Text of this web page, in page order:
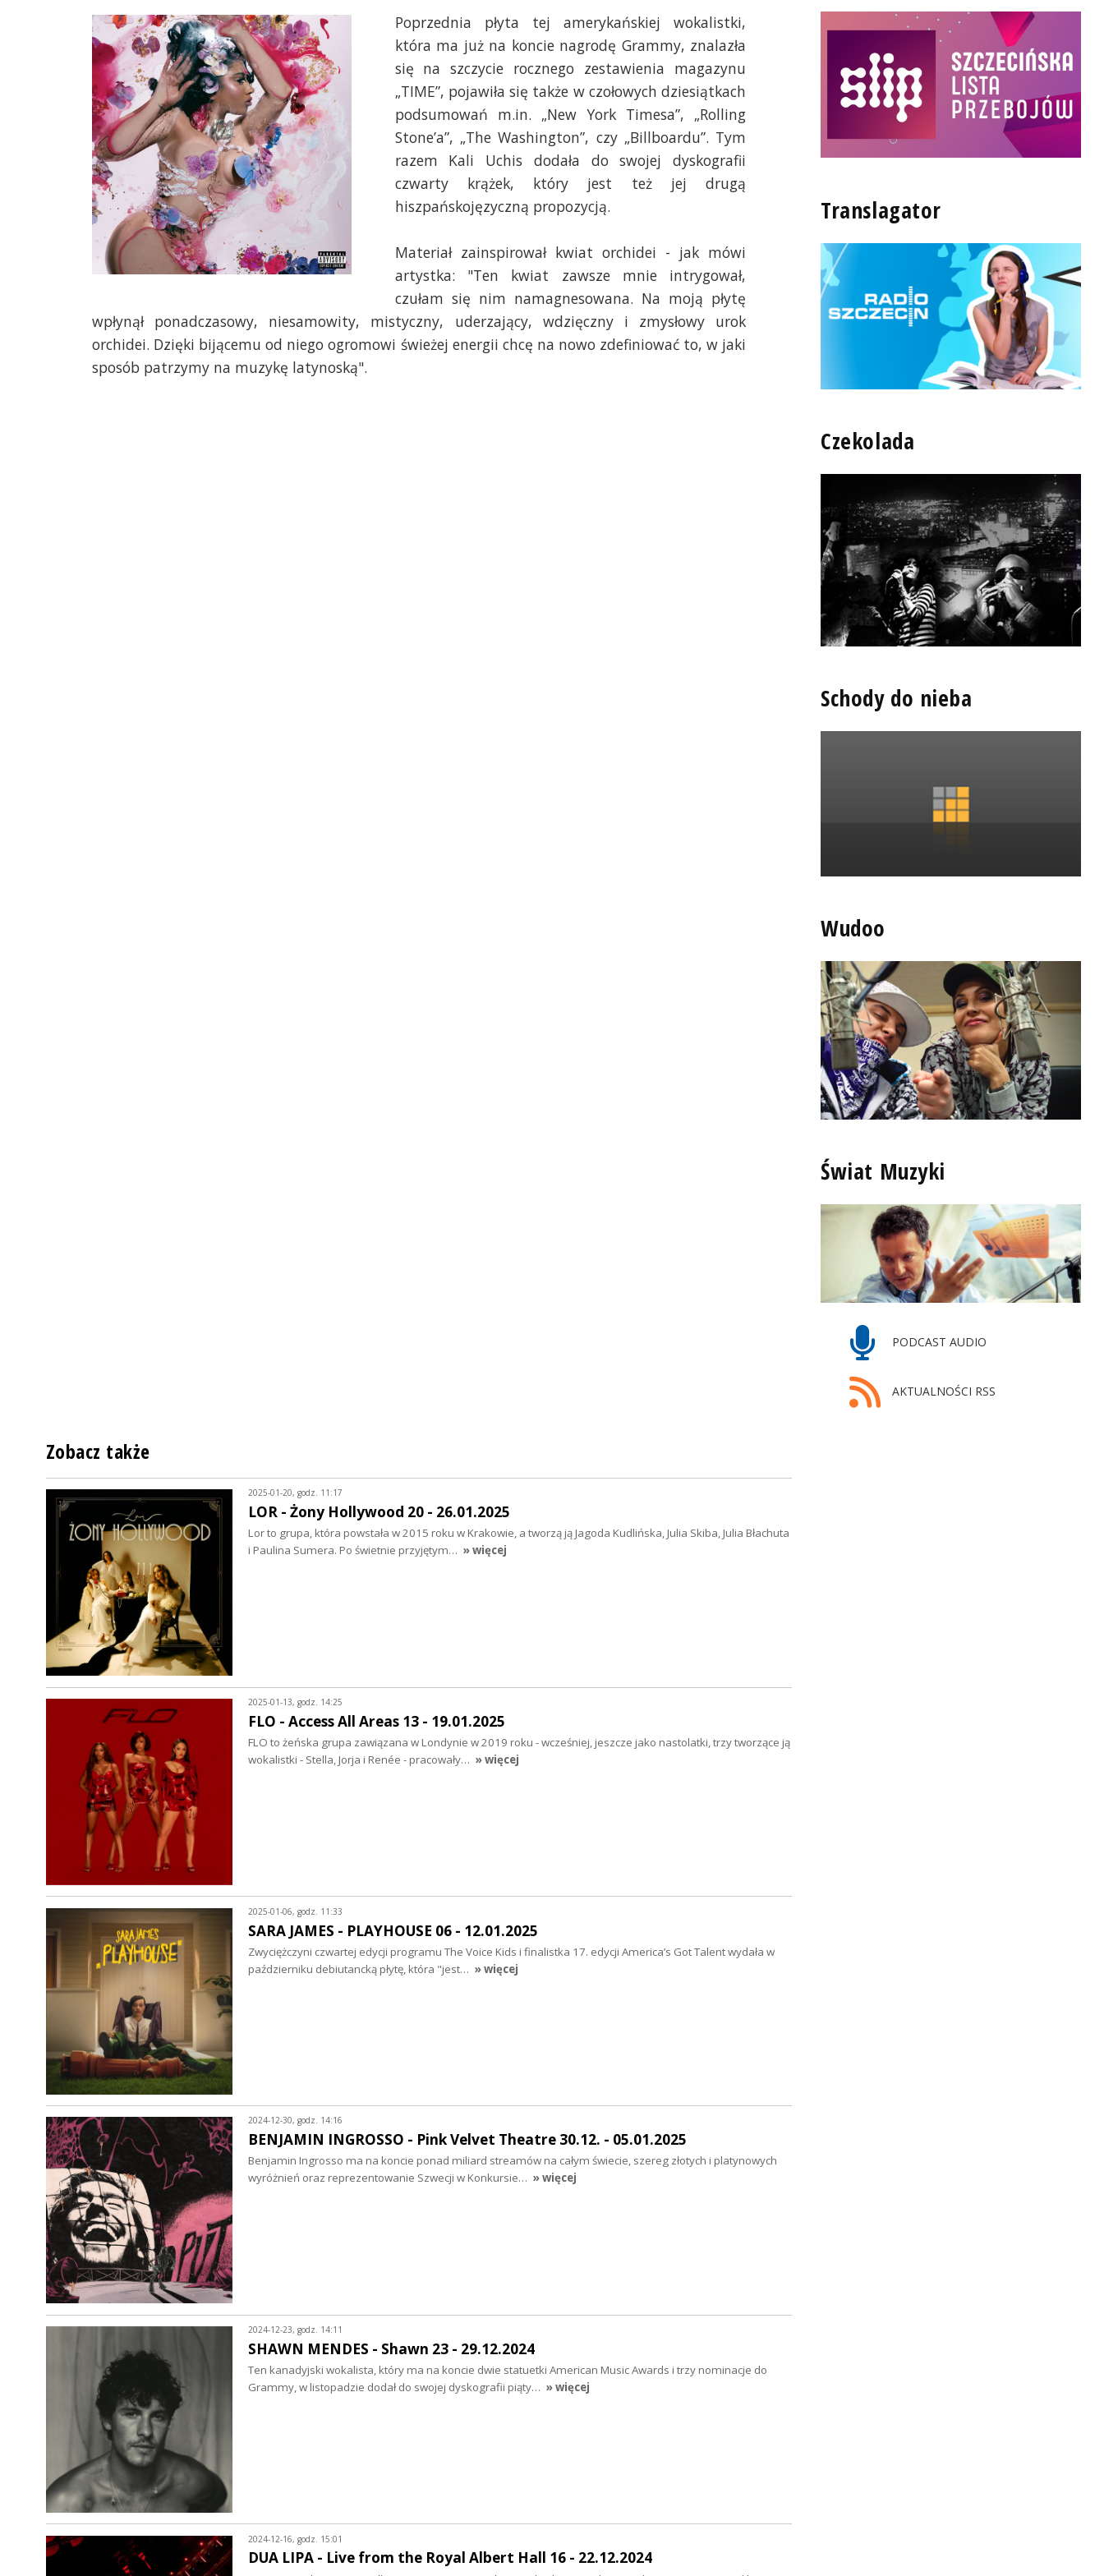
Poprzednia płyta tej amerykańskiej wokalistki,
która ma już na koncie nagrodę Grammy, znalazła
się na szczycie rocznego zestawienia magazynu
„TIME”, pojawiła się także w czołowych dziesiątkach
podsumowań m.in. „New York Timesa”, „Rolling
Stone’a”, „The Washington”, czy „Billboardu”. Tym
razem Kali Uchis dodała do swojej dyskografii
czwarty krążek, który jest też jej drugą
hiszpańskojęzyczną propozycją.
Materiał zainspirował kwiat orchidei - jak mówi
artystka: "Ten kwiat zawsze mnie intrygował,
czułam się nim namagnesowana. Na moją płytę
wpłynął ponadczasowy, niesamowity, mistyczny, uderzający, wdzięczny i zmysłowy urok
orchidei. Dzięki bijącemu od niego ogromowi świeżej energii chcę na nowo zdefiniować to, w jaki
sposób patrzymy na muzykę latynoską".
Translagator
Czekolada
Schody do nieba
Wudoo
Świat Muzyki
PODCAST AUDIO
AKTUALNOŚCI RSS
Zobacz także
2025-01-20, godz. 11:17
LOR - Żony Hollywood 20 - 26.01.2025
Lor to grupa, która powstała w 2015 roku w Krakowie, a tworzą ją Jagoda Kudlińska, Julia Skiba, Julia Błachuta
i Paulina Sumera. Po świetnie przyjętym… » więcej
2025-01-13, godz. 14:25
FLO - Access All Areas 13 - 19.01.2025
FLO to żeńska grupa zawiązana w Londynie w 2019 roku - wcześniej, jeszcze jako nastolatki, trzy tworzące ją
wokalistki - Stella, Jorja i Renée - pracowały… » więcej
2025-01-06, godz. 11:33
SARA JAMES - PLAYHOUSE 06 - 12.01.2025
Zwyciężczyni czwartej edycji programu The Voice Kids i finalistka 17. edycji America’s Got Talent wydała w
październiku debiutancką płytę, która "jest… » więcej
2024-12-30, godz. 14:16
BENJAMIN INGROSSO - Pink Velvet Theatre 30.12. - 05.01.2025
Benjamin Ingrosso ma na koncie ponad miliard streamów na całym świecie, szereg złotych i platynowych
wyróżnień oraz reprezentowanie Szwecji w Konkursie… » więcej
2024-12-23, godz. 14:11
SHAWN MENDES - Shawn 23 - 29.12.2024
Ten kanadyjski wokalista, który ma na koncie dwie statuetki American Music Awards i trzy nominacje do
Grammy, w listopadzie dodał do swojej dyskografii piąty… » więcej
2024-12-16, godz. 15:01
DUA LIPA - Live from the Royal Albert Hall 16 - 22.12.2024